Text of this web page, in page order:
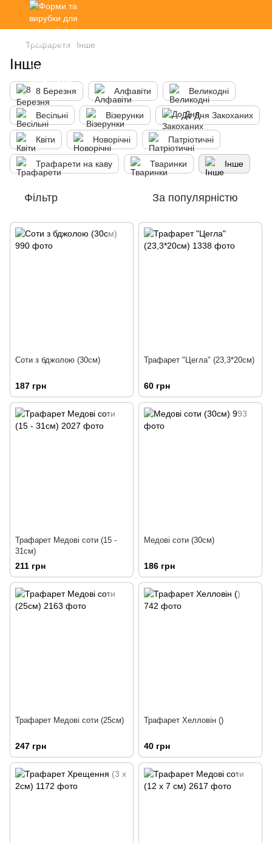
Трафарети Інше
Інше
8 Березня Алфавіти Великодні
Весільні Візерунки До Дня Закоханих
Квіти Новорічні Патріотичні
Трафарети на каву Тваринки Інше
Фільтр За популярністю
Соти з бджолою (30см)
187 грн
Трафарет "Цегла" (23,3*20см)
60 грн
Трафарет Медові соти (15 -
31см)
211 грн
Медові соти (30см)
186 грн
Трафарет Медові соти (25см)
247 грн
Трафарет Хелловін ()
40 грн